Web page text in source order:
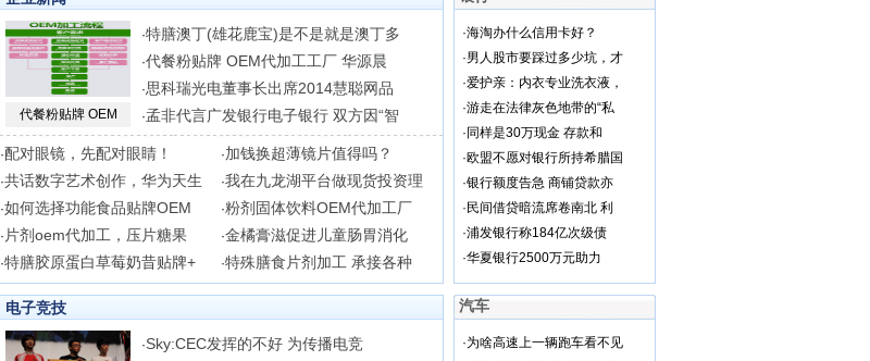
代餐粉贴牌 OEM
·特膳澳丁(雄花鹿宝)是不是就是澳丁多
·代餐粉贴牌 OEM代加工工厂 华源晨
·思科瑞光电董事长出席2014慧聪网品
·孟非代言广发银行电子银行 双方因“智
·配对眼镜，先配对眼睛！ ·加钱换超薄镜片值得吗？
·共话数字艺术创作，华为天生 ·我在九龙湖平台做现货投资理
·如何选择功能食品贴牌OEM ·粉剂固体饮料OEM代加工厂
· 片剂oem代加工，压片糖果 ·金橘膏滋促进儿童肠胃消化
·特膳胶原蛋白草莓奶昔贴牌+ ·特殊膳食片剂加工 承接各种
·海淘办什么信用卡好？
·男人股市要踩过多少坑，才
·爱护亲：内衣专业洗衣液，
·游走在法律灰色地带的“私
· 同样是30万现金 存款和
·欧盟不愿对银行所持希腊国
·银行额度告急 商铺贷款亦
· 民间借贷暗流席卷南北 利
·浦发银行称184亿次级债
·华夏银行2500万元助力
电子竞技
·Sky:CEC发挥的不好 为传播电竞
汽车
·为啥高速上一辆跑车看不见